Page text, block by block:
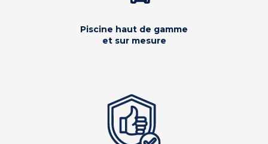
Piscine haut de gamme
et sur mesure